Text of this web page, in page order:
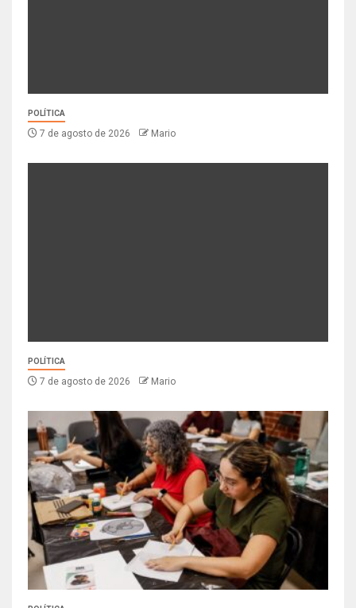
POLÍTICA
7 de agosto de 2026 Mario
POLÍTICA
7 de agosto de 2026 Mario